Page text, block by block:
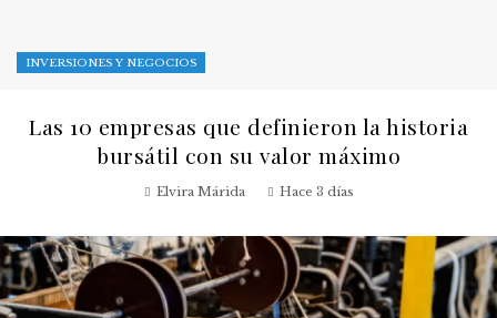
INVERSIONES Y NEGOCIOS
Las 10 empresas que definieron la historia
bursátil con su valor máximo
Elvira Márida Hace 3 días